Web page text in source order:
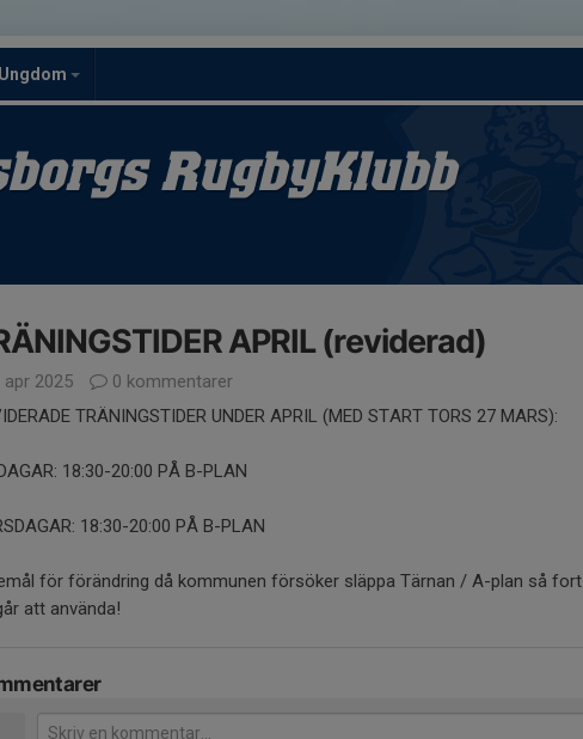
Ungdom
RugbyKlubb
APRIL (reviderad)
apr 2025
0 kommentarer
TRÄNINGSTIDER UNDER APRIL (MED START TORS 27 MARS):
18:30-20:00 PÅ B-PLAN
18:30-20:00 PÅ B-PLAN
för förändring då kommunen försöker släppa Tärnan / A-plan så fort
att använda!